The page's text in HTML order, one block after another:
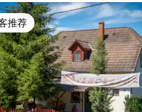
推荐
推荐